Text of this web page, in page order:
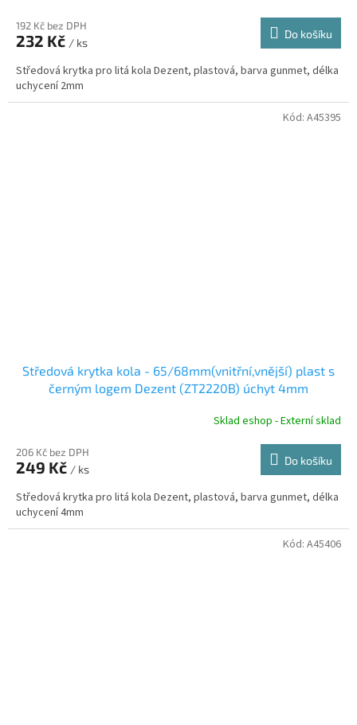
192 Kč bez DPH
232 Kč / ks
Do košíku
Středová krytka pro litá kola Dezent, plastová, barva gunmet, délka
uchycení 2mm
Středová krytka kola - 65/68mm(vnitřní,vnější) plast s
černým logem Dezent (ZT2220B) úchyt 4mm
Sklad eshop - Externí sklad
206 Kč bez DPH
249 Kč / ks
Do košíku
Středová krytka pro litá kola Dezent, plastová, barva gunmet, délka
uchycení 4mm
Kód: A45395
Kód: A45406